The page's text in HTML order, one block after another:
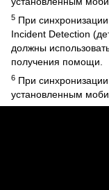
5 При
Incident Detection
должны
получения помощи.
6 При
установленным